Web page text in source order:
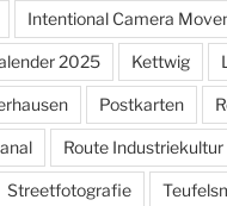
Intentional Camera
2025 Kettwig
Postkarten
Route Industriekultur
Streetfotografie